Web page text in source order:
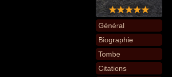
Général
Biographie
Tombe
Citations